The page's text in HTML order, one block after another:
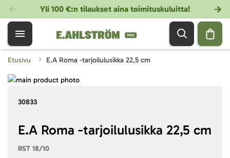
Yli 100 €:n tilaukset aina toimituskuluitta!
Etusivu E.A Roma -tarjoilulusikka 22,5 cm
30833
E.A Roma -tarjoilulusikka 22,5 cm
RST 18/10
Skip
images
beginning